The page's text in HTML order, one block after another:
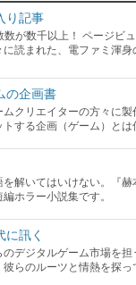
り記事
数が数千以上！ ページビ
に読まれた、電ファミ渾身
の企画書
ムクリエイターの方々に
トする企画（ゲーム）とは
を解いてはいけない。『
ホラー小説集です。
に訊く
のデジタルゲーム市場を
らのルーツと情熱を探っ